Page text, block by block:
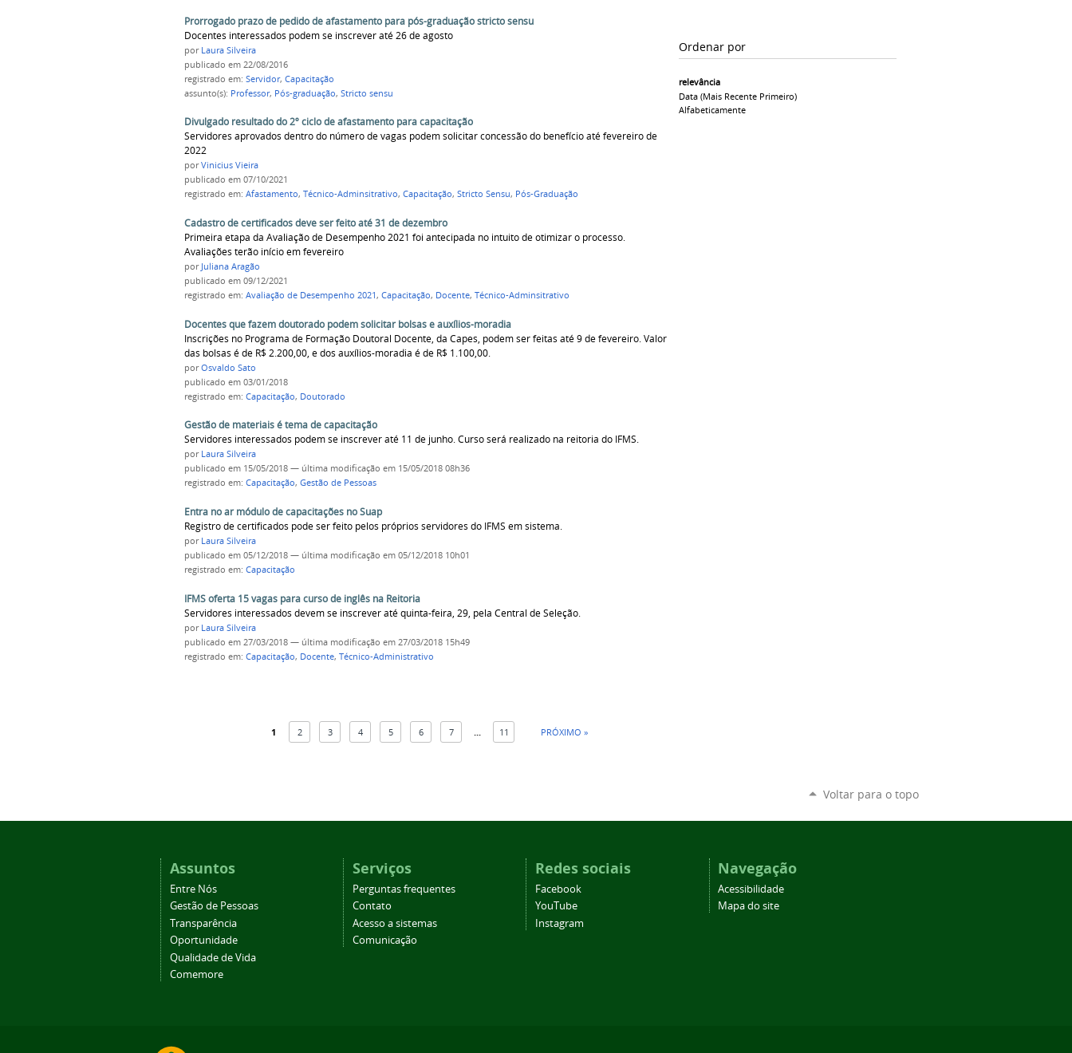
Ordenar por
relevância
Data (mais Recente Primeiro)
Alfabeticamente
Prorrogado prazo de pedido de afastamento para pós-graduação stricto sensu
Docentes interessados podem se inscrever até 26 de agosto
por Laura Silveira
publicado em 22/08/2016
registrado em: Servidor, Capacitação
assunto(s): Professor, Pós-graduação, Stricto sensu
Divulgado resultado do 2º ciclo de afastamento para capacitação
Servidores aprovados dentro do número de vagas podem solicitar concessão do benefício até fevereiro de
2022
porVinicius Vieira
publicado em 07/10/2021
registrado em: Afastamento, Técnico-Adminsitrativo, Capacitação, Stricto Sensu, Pós-Graduação
Cadastro de certificados deve ser feito até 31 de dezembro
Primeira etapa da Avaliação de Desempenho 2021 foi antecipada no intuito de otimizar o processo.
Avaliações terão início em fevereiro
por Juliana Aragão
publicado em 09/12/2021
registrado em: Avaliação de Desempenho 2021, Capacitação, Docente, Técnico-Adminsitrativo
Docentes que fazem doutorado podem solicitar bolsas e auxílios-moradia
Inscrições no Programa de Formação Doutoral Docente, da Capes, podem ser feitas até 9 de fevereiro. Valor
das bolsas é de R$ 2.200,00, e dos auxílios-moradia é de R$ 1.100,00.
porOsvaldo Sato
publicado em 03/01/2018
registrado em: Capacitação, Doutorado
Gestão de materiais é tema de capacitação
Servidores interessados podem se inscrever até 11 de junho. Curso será realizado na reitoria do IFMS.
por Laura Silveira
publicado em 15/05/2018 — última modificação em 15/05/2018 08h36
registrado em: Capacitação, Gestão de Pessoas
Entra no ar módulo de capacitações no Suap
Registro de certificados pode ser feito pelos próprios servidores do IFMS em sistema.
por Laura Silveira
publicado em 05/12/2018 — última modificação em 05/12/2018 10h01
registrado em: Capacitação
IFMS oferta 15 vagas para curso de inglês na Reitoria
Servidores interessados devem se inscrever até quinta-feira, 29, pela Central de Seleção.
por Laura Silveira
publicado em 27/03/2018 — última modificação em 27/03/2018 15h49
registrado em: Capacitação, Docente, Técnico-Administrativo
1 2 3 4 5 6 7 11 PRÓXIMO »
Voltar para o topo
Assuntos
Entre Nós
Gestão de Pessoas
Transparência
Oportunidade
Qualidade de Vida
Comemore
Serviços
Perguntas frequentes
Contato
Acesso a sistemas
Comunicação
Redes sociais
Facebook
YouTube
Instagram
Navegação
Acessibilidade
Mapa do site